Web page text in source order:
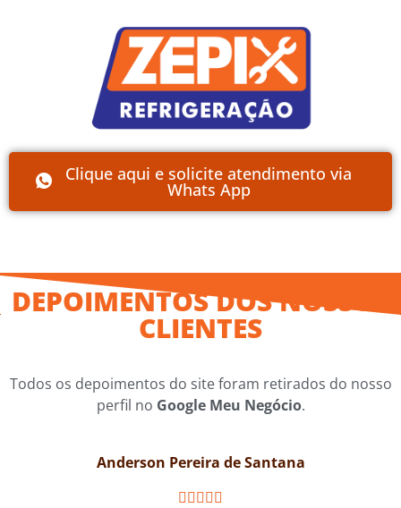
Clique aqui e solicite atendimento via
Whats App
DEPOIMENTOS DOS NOSSOS
CLIENTES
Todos os depoimentos do site foram retirados do nosso
perfil no Google Meu Negócio.
Anderson Pereira de Santana
    